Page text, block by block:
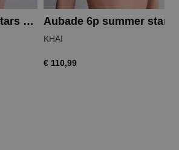
Aubade 6p summer stars bikinislip
KHAI
€ 110,99